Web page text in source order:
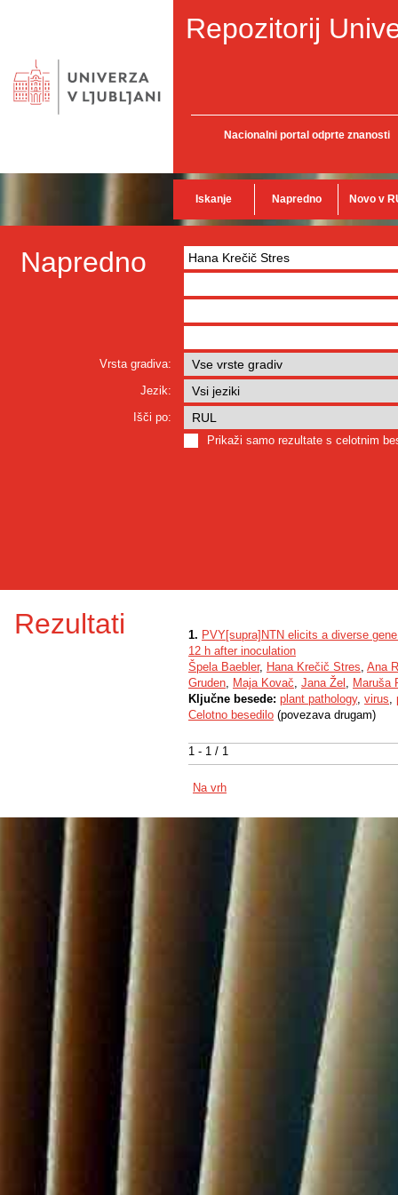
Repozitorij
Nacionalni portal odprte znanosti
Iskanje Napredno Novo v
Napredno
Vrsta gradiva:
Jezik:
Išči po:
Prikaži samo rezultate s celotnim
Rezultati
1 - 1 / 1
1. PVY[supra]NTN elicits a diverse
12 h after inoculation
Špela Baebler, Hana Krečič Stres, Ana
Gruden, Maja Kovač, Jana Žel , Maruša
Ključne besede: plant pathology, virus,
Celotno besedilo (povezava drugam)
Na vrh